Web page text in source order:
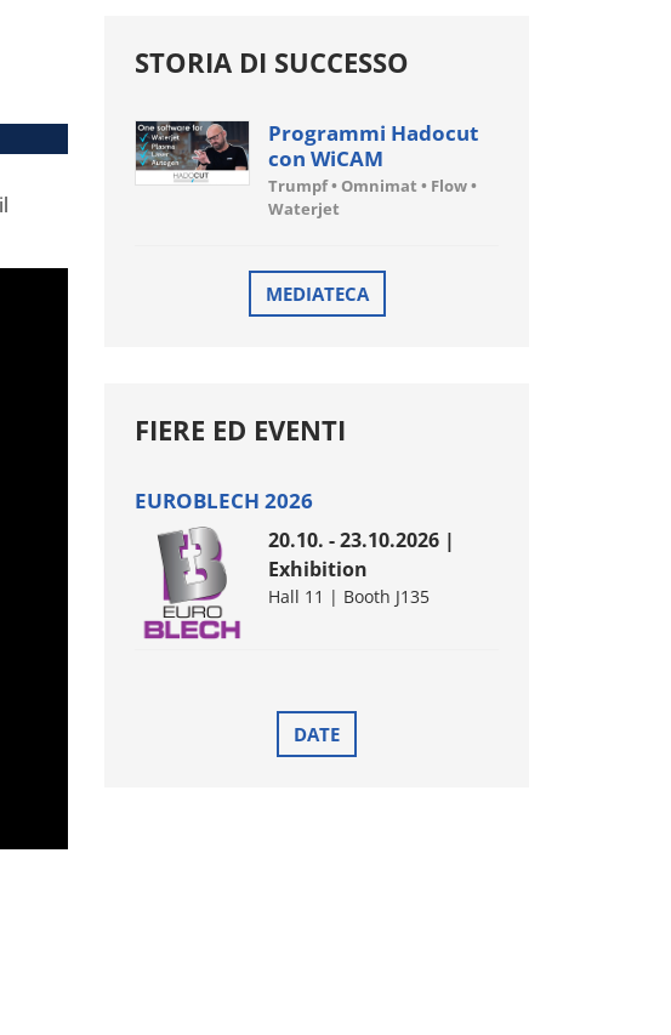
STORIA DI SUCCESSO
Programmi Hadocut
con WiCAM
Trumpf • Omnimat • Flow •
Waterjet
MEDIATECA
FIERE ED EVENTI
EUROBLECH 2026
20.10. - 23.10.2026 |
Exhibition
Hall 11 | Booth J135
DATE